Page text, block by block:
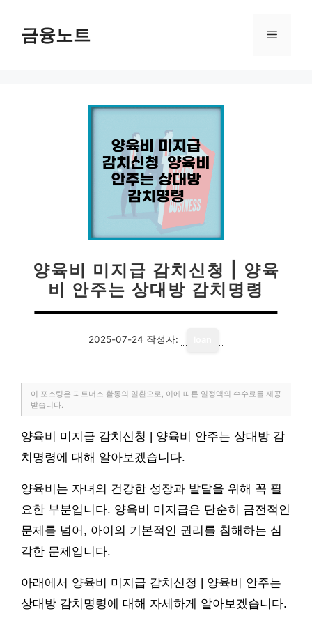
금융노트 메
양육비 미지급 감치신청 | 양육
비 안주는 상대방 감치명령
2025-07-24 작성자:
이 포스팅은 파트너스 활동의 일환으로, 이에 따른 일정액의 수수료를 제공
받습니다.
양육비 미지급 감치신청 | 양육비 안주는 상대방 감
치명령에 대해 알아보겠습니다.
양육비는 자녀의 건강한 성장과 발달을 위해 꼭 필
요한 부분입니다. 양육비 미지급은 단순히 금전적인
문제를 넘어, 아이의 기본적인 권리를 침해하는 심
각한 문제입니다.
아래에서 양육비 미지급 감치신청 | 양육비 안주는
상대방 감치명령에 대해 자세하게 알아보겠습니다.